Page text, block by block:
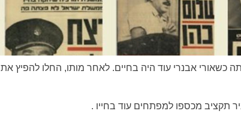
כשאורי אבנרי עוד היה בחיים. לאחר מותו, החלו להפיץ את
תקציב מכספו למפתחים עוד בחייו .